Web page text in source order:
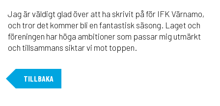
Jag är väldigt glad över att ha skrivit på för IFK Värnamo,
och tror det kommer bli en fantastisk säsong. Laget och
föreningen har höga ambitioner som passar mig utmärkt
och tillsammans siktar vi mot toppen.
TILLBAKA